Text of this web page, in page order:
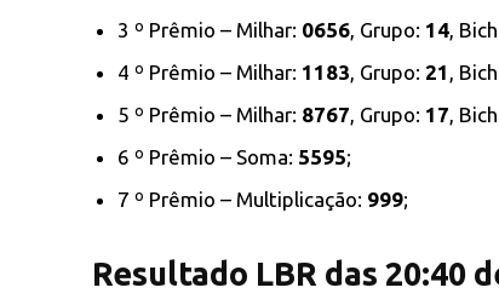
3 º Prêmio – Milhar: 0656, Grupo: 14,
4 º Prêmio – Milhar: 1183, Grupo: 21 ,
5 º Prêmio – Milhar: 8767, Grupo: 17,
6 º Prêmio – Soma: 5595;
7 º Prêmio – Multiplicação: 999;
Resultado LBR das 20:40